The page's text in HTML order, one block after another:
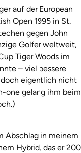
auf der European
Open 1995 in St.
gegen John
Golfer weltweit,
Tiger Woods im
– viel bessere
doch eigentlich nicht
one gelang ihm beim
Abschlag in meinem
Hybrid, das er 200